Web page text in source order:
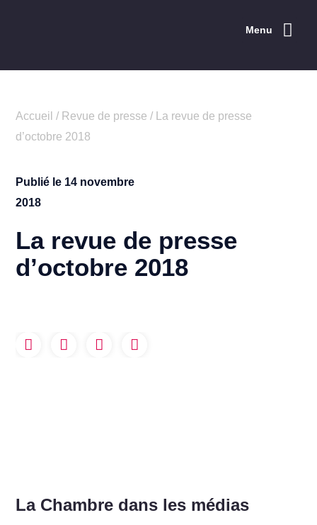
Menu
Accueil / Revue de presse /
La revue de presse
d’octobre 2018
Publié le 14 novembre
2018
La revue de presse
d’octobre 2018
La Chambre dans les médias